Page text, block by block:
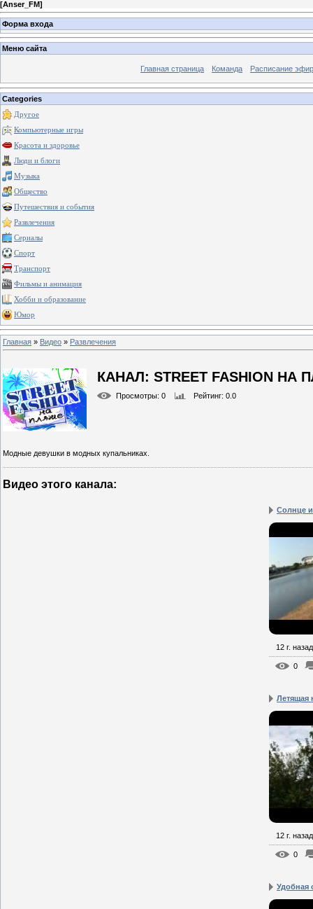
[Anser_FM]
Форма входа
Меню сайта
Главная страница Команда Расписание
Categories
Другое
Компьютерные игры
Красота и здоровье
Люди и блоги
Музыка
Общество
Путешествия и события
Развлечения
Сериалы
Спорт
Транспорт
Фильмы и анимация
Хобби и образование
Юмор
Главная » Видео » Развлечения
КАНАЛ: STREET FASHION НА
Просмотры: 0 Рейтинг: 0.0
Модные девушки в модных купальниках.
Видео этого канала:
Солнце
12 г. назад
0
Летящая
12 г. назад
0
Удобная